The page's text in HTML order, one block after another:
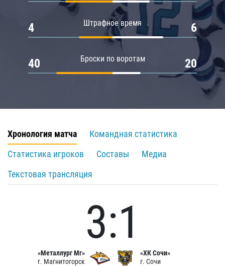
Штрафное время
4 6
Броски по воротам
40 20
Хронология матча
Командная статистика
Статистика игроков
Составы
Медиа
Текстовая трансляция
«Металлург Мг»
г. Магнитогорск
3:1
«ХК Сочи»
г. Сочи